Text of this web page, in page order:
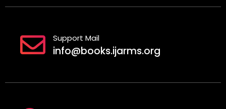
Support Mail
info@books.ijarms.org